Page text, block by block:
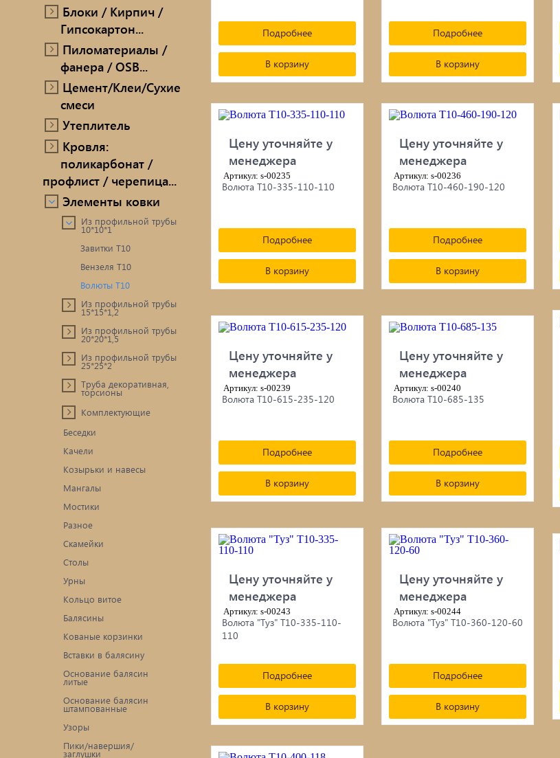
Утеплитель сопутствующие товары
Свайный
Блоки / Кирпич /
Гипсокартон...
Пиломатериалы /
фанера / OSB...
Цемент/Клеи/Сухие
смеси
Утеплитель
Кровля:
поликарбонат /
профлист / черепица...
Элементы ковки
Из профильной трубы
10*10*1
Завитки Т10
Вензеля Т10
Волюты Т10
Из профильной трубы
15*15*1,2
Из профильной трубы
20*20*1,5
Из профильной трубы
25*25*2
Труба декоративная,
торсионы
Комплектующие
Беседки
Качели
Козырьки и навесы
Мангалы
Мостики
Разное
Скамейки
Столы
Урны
Кольцо витое
Балясины
Кованые корзинки
Вставки в балясину
Основание балясин
литые
Основание балясин
штампованные
Узоры
Пики/навершия/
заглушки
Подробнее
В корзину
Подробнее
В корзину
Цену уточняйте у
менеджера
Артикул: s-00235
Волюта Т10-335-110-110
Подробнее
В корзину
Цену уточняйте у
менеджера
Артикул: s-00236
Волюта Т10-460-190-120
Подробнее
В корзину
Цену уточняйте у
менеджера
Артикул: s-00239
Волюта Т10-615-235-120
Подробнее
В корзину
Цену уточняйте у
менеджера
Артикул: s-00240
Волюта Т10-685-135
Подробнее
В корзину
Цену уточняйте у
менеджера
Артикул: s-00243
Волюта "Туз" Т10-335-110-
110
Подробнее
В корзину
Цену уточняйте у
менеджера
Артикул: s-00244
Волюта "Туз" Т10-360-120-60
Подробнее
В корзину